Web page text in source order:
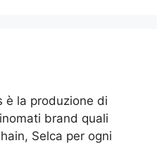
è la produzione di
brand quali
Selca per ogni